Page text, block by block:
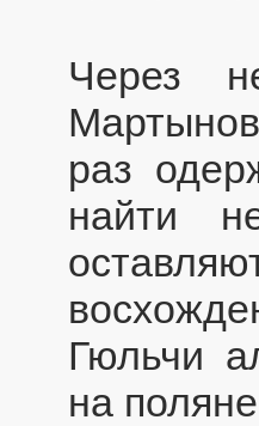
Через
раз
найти
Гюльчи
на